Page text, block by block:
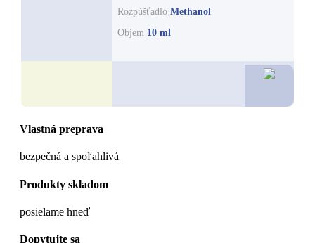
Rozpúšťadlo Methanol
Objem 10 ml
Vlastná preprava
bezpečná a spoľahlivá
Produkty skladom
posielame hneď
Dopytujte sa